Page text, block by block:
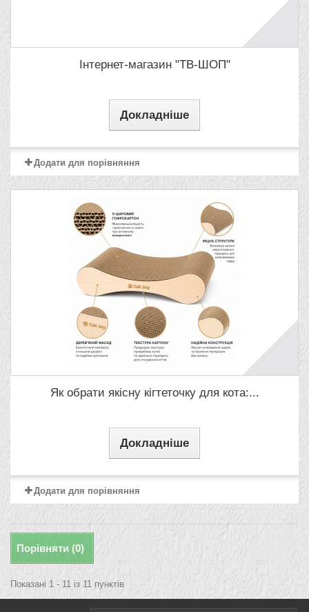
Інтернет-магазин "ТВ-ШОП"
Докладніше
Додати для порівняння
Як обрати якісну кігтеточку для кота:...
Докладніше
Додати для порівняння
Порівняти (0)
Показані 1 - 11 із 11 пунктів